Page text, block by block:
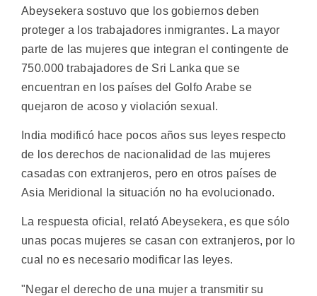
Abeysekera sostuvo que los gobiernos deben
proteger a los trabajadores inmigrantes. La mayor
parte de las mujeres que integran el contingente de
750.000 trabajadores de Sri Lanka que se
encuentran en los países del Golfo Arabe se
quejaron de acoso y violación sexual.
India modificó hace pocos años sus leyes respecto
de los derechos de nacionalidad de las mujeres
casadas con extranjeros, pero en otros países de
Asia Meridional la situación no ha evolucionado.
La respuesta oficial, relató Abeysekera, es que sólo
unas pocas mujeres se casan con extranjeros, por lo
cual no es necesario modificar las leyes.
"Negar el derecho de una mujer a transmitir su